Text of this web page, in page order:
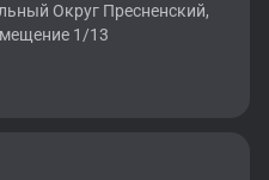
Округ Пресненский,
1/13